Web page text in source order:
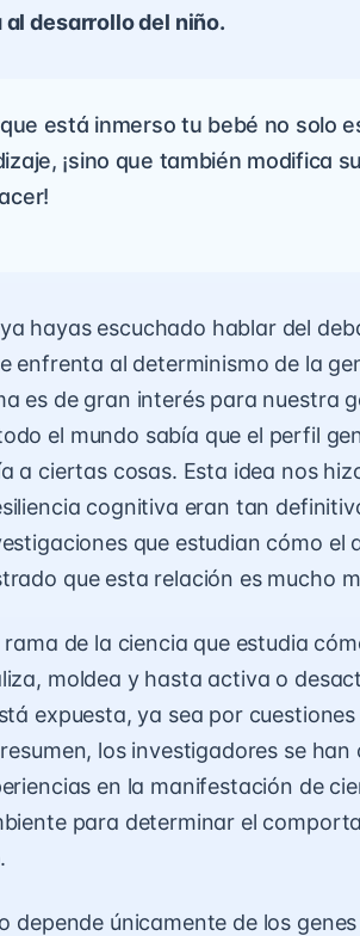
desarrollo del niño.
está inmerso tu bebé no solo
¡sino que también modifica
hayas escuchado hablar del
enfrenta al determinismo de la
es de gran interés para nuestra
el mundo sabía que el perfil
a ciertas cosas. Esta idea nos
cognitiva eran tan
que estudian cómo el
que esta relación es mucho
rama de la ciencia que estudia
moldea y hasta activa o
expuesta, ya sea por
los investigadores se
en la manifestación de
para determinar el
depende únicamente de los